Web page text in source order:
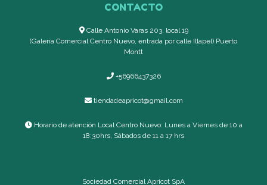
CONTACTO
Calle Antonio Varas 203, local 19
(Galería Comercial Centro Nuevo, entrada por calle Illapel) Puerto
Montt
+56966437326
tiendadeapricot@gmail.com
Horario de atención Local Centro Nuevo: Lunes a Viernes de 10 a
18:30hrs, Sábados de 11 a 17 hrs
Sociedad Comercial Apricot SpA